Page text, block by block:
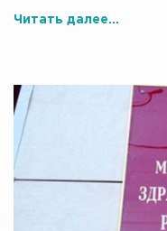
Читать далее...